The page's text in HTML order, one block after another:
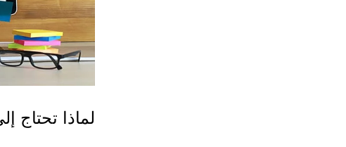
لماذا تحتاج